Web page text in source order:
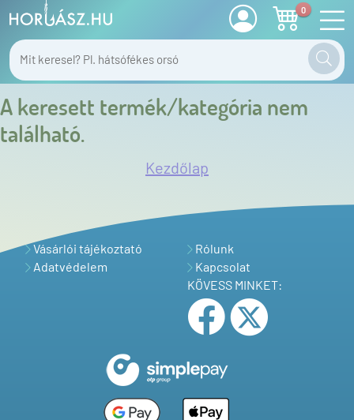
0
A keresett termék/kategória nem
található.
Kezdőlap
Vásárlói tájékoztató
Adatvédelem
Rólunk
Kapcsolat
KÖVESS MINKET: